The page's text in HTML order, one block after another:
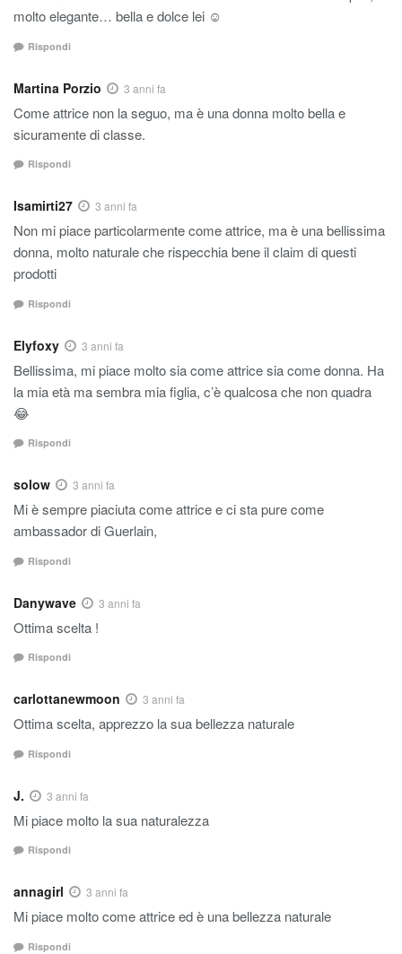
molto elegante… bella e dolce lei ☺️
Rispondi
Martina Porzio 3 anni fa
Come attrice non la seguo, ma è una donna molto bella e
sicuramente di classe.
Rispondi
Isamirti27 3 anni fa
Non mi piace particolarmente come attrice, ma è una bellissima
donna, molto naturale che rispecchia bene il claim di questi
prodotti
Rispondi
Elyfoxy 3 anni fa
Bellissima, mi piace molto sia come attrice sia come donna. Ha
la mia età ma sembra mia figlia, c’è qualcosa che non quadra
😂
Rispondi
solow 3 anni fa
Mi è sempre piaciuta come attrice e ci sta pure come
ambassador di Guerlain,
Rispondi
Danywave 3 anni fa
Ottima scelta !
Rispondi
carlottanewmoon 3 anni fa
Ottima scelta, apprezzo la sua bellezza naturale
Rispondi
J. 3 anni fa
Mi piace molto la sua naturalezza
Rispondi
annagirl 3 anni fa
Mi piace molto come attrice ed è una bellezza naturale
Rispondi